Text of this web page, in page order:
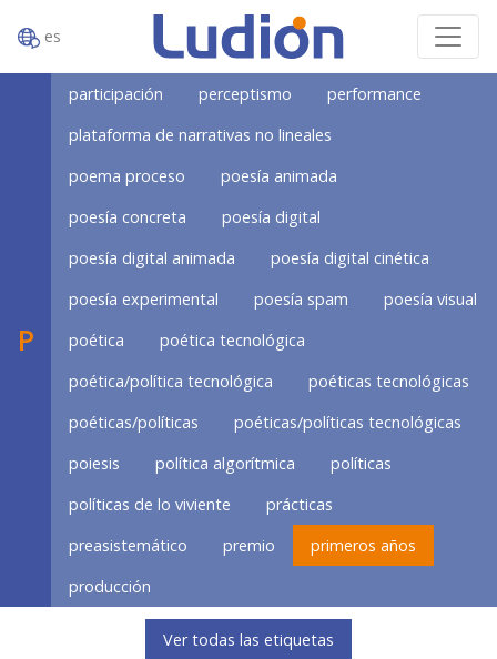
es
P
participación perceptismo
performance
plataforma de narrativas no lineales
poema proceso
poesía animada
poesía concreta
poesía digital
poesía digital animada
poesía digital cinética
poesía experimental
poesía spam
poesía visual
poética
poética tecnológica
poética/política tecnológica
poéticas tecnológicas
poéticas/políticas
poéticas/políticas tecnológicas
poiesis
política algorítmica
políticas
políticas de lo viviente
prácticas
preasistemático
premio
primeros años
producción
Ver todas las etiquetas